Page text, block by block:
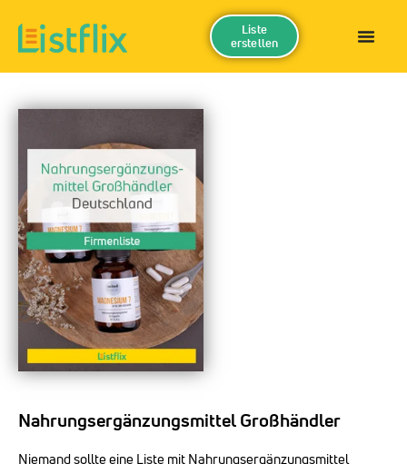
Liste
erstellen
Nahrungsergänzungsmittel Großhändler
Niemand sollte eine Liste mit Nahrungsergänzungsmittel